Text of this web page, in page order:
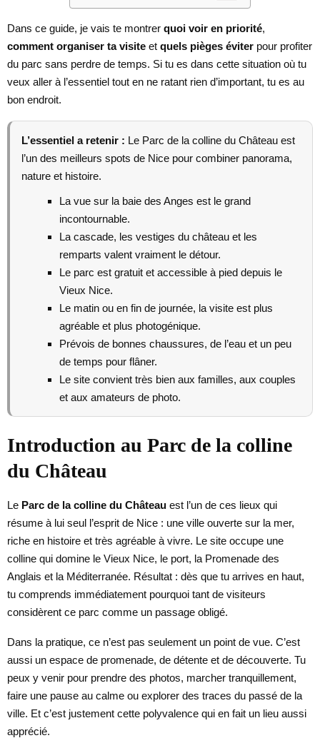
Dans ce guide, je vais te montrer quoi voir en priorité,
comment organiser ta visite et quels pièges éviter pour profiter
du parc sans perdre de temps. Si tu es dans cette situation où tu
veux aller à l’essentiel tout en ne ratant rien d’important, tu es au
bon endroit.
L’essentiel a retenir : Le Parc de la colline du Château est
l’un des meilleurs spots de Nice pour combiner panorama,
nature et histoire.
La vue sur la baie des Anges est le grand
incontournable.
La cascade, les vestiges du château et les
remparts valent vraiment le détour.
Le parc est gratuit et accessible à pied depuis le
Vieux Nice.
Le matin ou en fin de journée, la visite est plus
agréable et plus photogénique.
Prévois de bonnes chaussures, de l’eau et un peu
de temps pour flâner.
Le site convient très bien aux familles, aux couples
et aux amateurs de photo.
Introduction au Parc de la colline
du Château
Le Parc de la colline du Château est l’un de ces lieux qui
résume à lui seul l’esprit de Nice : une ville ouverte sur la mer,
riche en histoire et très agréable à vivre. Le site occupe une
colline qui domine le Vieux Nice, le port, la Promenade des
Anglais et la Méditerranée. Résultat : dès que tu arrives en haut,
tu comprends immédiatement pourquoi tant de visiteurs
considèrent ce parc comme un passage obligé.
Dans la pratique, ce n’est pas seulement un point de vue. C’est
aussi un espace de promenade, de détente et de découverte. Tu
peux y venir pour prendre des photos, marcher tranquillement,
faire une pause au calme ou explorer des traces du passé de la
ville. Et c’est justement cette polyvalence qui en fait un lieu aussi
apprécié.